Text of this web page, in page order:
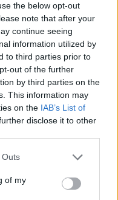
the below opt-out
note that after your
continue seeing
information utilized by
to third parties prior to
out of the further
by third parties on the
This information may
on the IAB’s List of
disclose it to other
one or more Google
You may click to
its third-party tags to
Outs
of my
la
forense, comparte…